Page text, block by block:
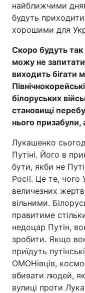
найближчими
будуть
хорошими для
Скоро будуть так
можу не
виходить бігати
білоруських
становищі
нього призабули,
Лукашенко
Путіні. Його в
бути, якби не
Росії. Це те,
величезних
вільними.
правитиме
недоцар Путін,
зробити. Якщо
приїдуть
ОМОНівців,
вбивати людей,
вулиці проти